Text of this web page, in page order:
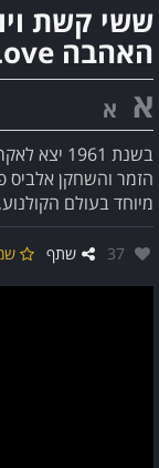
ששי קשת
האהבה Can't Help Falling in Love
א א
בשנת
הזמר והשחקן אלביס
מיוחד בעולם
אהבו:
37 שתף